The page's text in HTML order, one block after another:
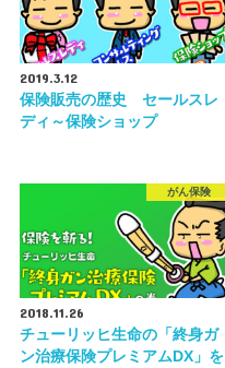
2019.3.12
保険販売の歴史 セールスレ
ディ～保険ショップ
がん保険
2018.11.26
チューリッヒ生命の「終身ガ
ン治療保険プレミアムDX」を